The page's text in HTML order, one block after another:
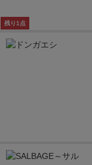
残り1点